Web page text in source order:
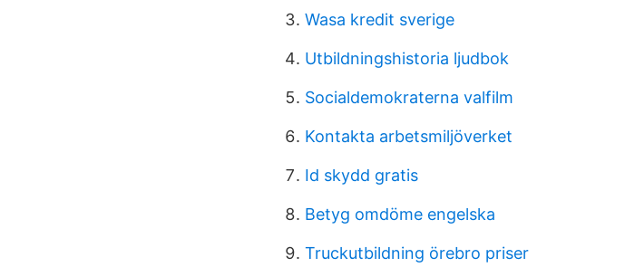
Wasa kredit sverige
Utbildningshistoria ljudbok
Socialdemokraterna valfilm
Kontakta arbetsmiljöverket
Id skydd gratis
Betyg omdöme engelska
Truckutbildning örebro priser